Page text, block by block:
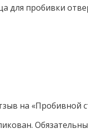
для пробивки
на «Пробивной